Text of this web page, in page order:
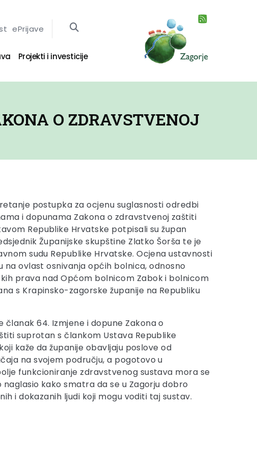
ePrijave
Projekti i investicije
O ZDRAVSTVENOJ
postupka za ocjenu suglasnosti odredbi
i dopunama Zakona o zdravstvenoj zaštiti
Republike Hrvatske potpisali su župan
Županijske skupštine Zlatko Šorša te je
sudu Republike Hrvatske. Ocjena ustavnosti
na ovlast osnivanja općih bolnica, odnosno
prava nad Općom bolnicom Zabok i bolnicom
s Krapinsko-zagorske županije na Republiku
članak 64. Izmjene i dopune Zakona o
suprotan s člankom Ustava Republike
kaže da županije obavljaju poslove od
na svojem području, a pogotovo u
funkcioniranje zdravstvenog sustava mora se
kako smatra da se u Zagorju dobro
i dokazanih ljudi koji mogu voditi taj sustav.